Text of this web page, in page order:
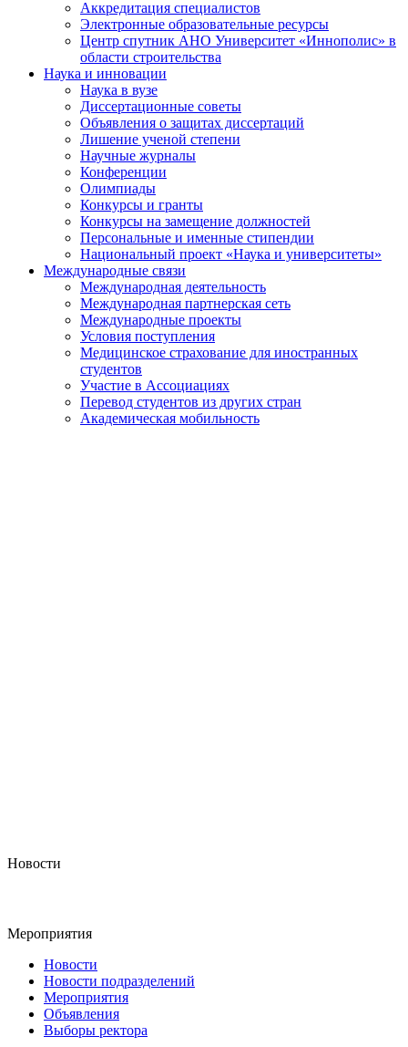
Аккредитация специалистов
Электронные образовательные ресурсы
Центр спутник АНО Университет «Иннополис» в
области строительства
Наука и инновации
Наука в вузе
Диссертационные советы
Объявления о защитах диссертаций
Лишение ученой степени
Научные журналы
Конференции
Олимпиады
Конкурсы и гранты
Конкурсы на замещение должностей
Персональные и именные стипендии
Национальный проект «Наука и университеты»
Международные связи
Международная деятельность
Международная партнерская сеть
Международные проекты
Условия поступления
Медицинское страхование для иностранных
студентов
Участие в Ассоциациях
Перевод студентов из других стран
Академическая мобильность
Новости
Мероприятия
Новости
Новости подразделений
Мероприятия
Объявления
Выборы ректора